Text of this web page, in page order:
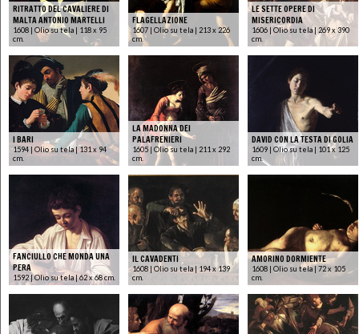
RITRATTO DEL CAVALIERE DI
MALTA ANTONIO MARTELLI
1608 | Olio su tela | 118 x 95
cm.
FLAGELLAZIONE
1607 | Olio su tela | 213 x 226
cm.
LE SETTE OPERE DI
MISERICORDIA
1606 | Olio su tela | 269 x 390
cm.
I BARI
1594 | Olio su tela | 131 x 94
cm.
LA MADONNA DEI
PALAFRENIERI
1605 | Olio su tela | 211 x 292
cm.
DAVID CON LA TESTA DI GOLIA
1609 | Olio su tela | 101 x 125
cm.
FANCIULLO CHE MONDA UNA
PERA
1592 | Olio su tela | 62 x 68 cm.
IL CAVADENTI
1608 | Olio su tela | 194 x 139
cm.
AMORINO DORMIENTE
1608 | Olio su tela | 72 x 105
cm.